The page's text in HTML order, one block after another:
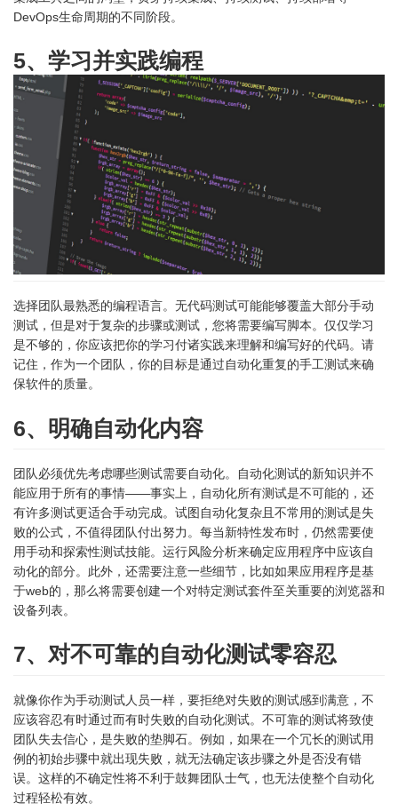
DevOps生命周期的不同阶段。
5、学习并实践编程
选择团队最熟悉的编程语言。无代码测试可能能够覆盖大部分手动
测试，但是对于复杂的步骤或测试，您将需要编写脚本。仅仅学习
是不够的，你应该把你的学习付诸实践来理解和编写好的代码。请
记住，作为一个团队，你的目标是通过自动化重复的手工测试来确
保软件的质量。
6、明确自动化内容
团队必须优先考虑哪些测试需要自动化。自动化测试的新知识并不
能应用于所有的事情——事实上，自动化所有测试是不可能的，还
有许多测试更适合手动完成。试图自动化复杂且不常用的测试是失
败的公式，不值得团队付出努力。每当新特性发布时，仍然需要使
用手动和探索性测试技能。运行风险分析来确定应用程序中应该自
动化的部分。此外，还需要注意一些细节，比如如果应用程序是基
于web的，那么将需要创建一个对特定测试套件至关重要的浏览器和
设备列表。
7、对不可靠的自动化测试零容忍
就像你作为手动测试人员一样，要拒绝对失败的测试感到满意，不
应该容忍有时通过而有时失败的自动化测试。不可靠的测试将致使
团队失去信心，是失败的垫脚石。例如，如果在一个冗长的测试用
例的初始步骤中就出现失败，就无法确定该步骤之外是否没有错
误。这样的不确定性将不利于鼓舞团队士气，也无法使整个自动化
过程轻松有效。